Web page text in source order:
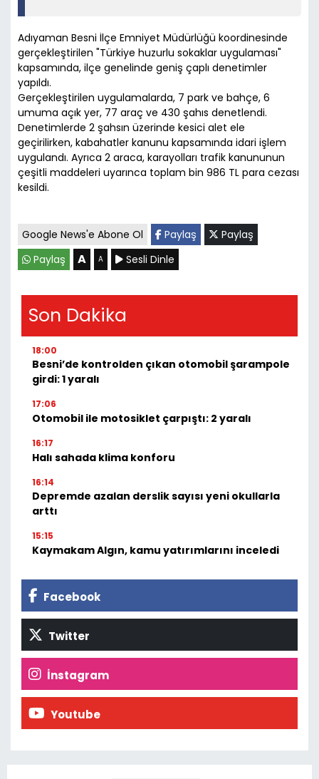
Adıyaman Besni İlçe Emniyet Müdürlüğü koordinesinde
gerçekleştirilen "Türkiye huzurlu sokaklar uygulaması"
kapsamında, ilçe genelinde geniş çaplı denetimler
yapıldı.
Gerçekleştirilen uygulamalarda, 7 park ve bahçe, 6
umuma açık yer, 77 araç ve 430 şahıs denetlendi.
Denetimlerde 2 şahsın üzerinde kesici alet ele
geçirilirken, kabahatler kanunu kapsamında idari işlem
uygulandı. Ayrıca 2 araca, karayolları trafik kanununun
çeşitli maddeleri uyarınca toplam bin 986 TL para cezası
kesildi.
Google News'e Abone Ol Paylaş
Paylaş
Paylaş
A A Sesli Dinle
Son Dakika
18:00
Besni’de kontrolden çıkan otomobil şarampole
girdi: 1 yaralı
17:06
Otomobil ile motosiklet çarpıştı: 2 yaralı
16:17
Halı sahada klima konforu
16:14
Depremde azalan derslik sayısı yeni okullarla
arttı
15:15
Kaymakam Algın, kamu yatırımlarını inceledi
Facebook
Twitter
İnstagram
Youtube